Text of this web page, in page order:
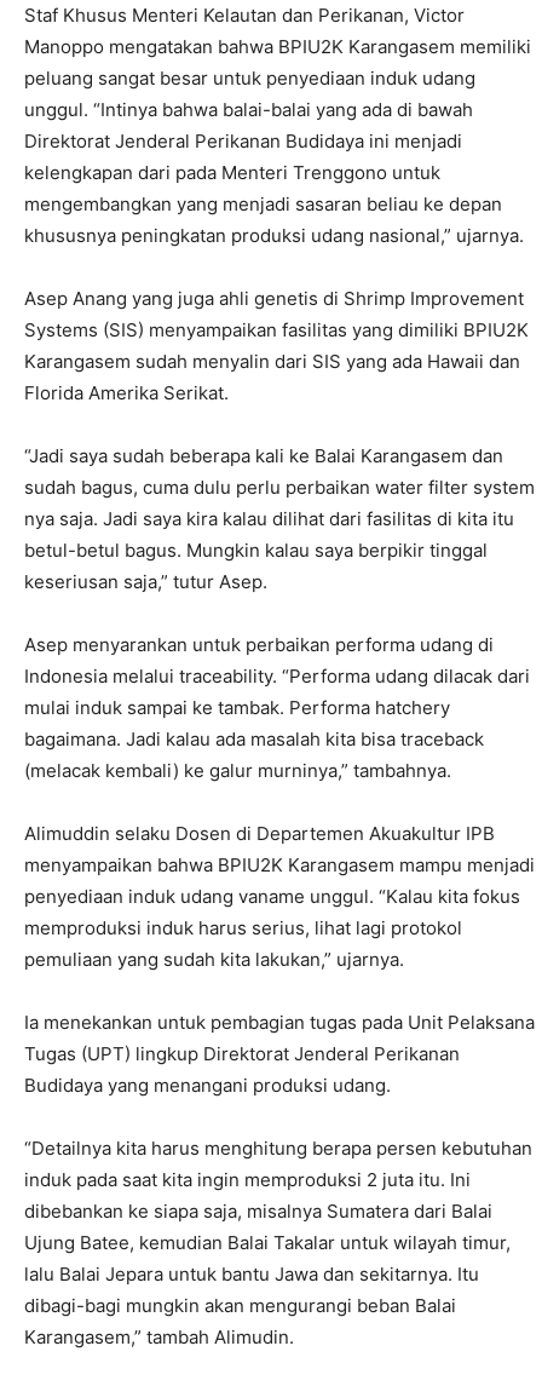
Staf Khusus Menteri Kelautan dan Perikanan, Victor
Manoppo mengatakan bahwa BPIU2K Karangasem memiliki
peluang sangat besar untuk penyediaan induk udang
unggul. “Intinya bahwa balai-balai yang ada di bawah
Direktorat Jenderal Perikanan Budidaya ini menjadi
kelengkapan dari pada Menteri Trenggono untuk
mengembangkan yang menjadi sasaran beliau ke depan
khususnya peningkatan produksi udang nasional,” ujarnya.
Asep Anang yang juga ahli genetis di Shrimp Improvement
Systems (SIS) menyampaikan fasilitas yang dimiliki BPIU2K
Karangasem sudah menyalin dari SIS yang ada Hawaii dan
Florida Amerika Serikat.
“Jadi saya sudah beberapa kali ke Balai Karangasem dan
sudah bagus, cuma dulu perlu perbaikan water filter system
nya saja. Jadi saya kira kalau dilihat dari fasilitas di kita itu
betul-betul bagus. Mungkin kalau saya berpikir tinggal
keseriusan saja,” tutur Asep.
Asep menyarankan untuk perbaikan performa udang di
Indonesia melalui traceability. “Performa udang dilacak dari
mulai induk sampai ke tambak. Performa hatchery
bagaimana. Jadi kalau ada masalah kita bisa traceback
(melacak kembali) ke galur murninya,” tambahnya.
Alimuddin selaku Dosen di Departemen Akuakultur IPB
menyampaikan bahwa BPIU2K Karangasem mampu menjadi
penyediaan induk udang vaname unggul. “Kalau kita fokus
memproduksi induk harus serius, lihat lagi protokol
pemuliaan yang sudah kita lakukan,” ujarnya.
Ia menekankan untuk pembagian tugas pada Unit Pelaksana
Tugas (UPT) lingkup Direktorat Jenderal Perikanan
Budidaya yang menangani produksi udang.
“Detailnya kita harus menghitung berapa persen kebutuhan
induk pada saat kita ingin memproduksi 2 juta itu. Ini
dibebankan ke siapa saja, misalnya Sumatera dari Balai
Ujung Batee, kemudian Balai Takalar untuk wilayah timur,
lalu Balai Jepara untuk bantu Jawa dan sekitarnya. Itu
dibagi-bagi mungkin akan mengurangi beban Balai
Karangasem,” tambah Alimudin.